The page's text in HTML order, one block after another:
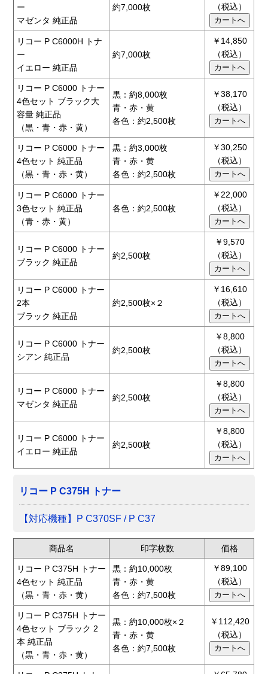
ー
マゼンタ 純正品
約7,000枚
（税込）
リコー P C6000H トナ
ー
イエロー 純正品
約7,000枚
￥14,850
（税込）
リコー P C6000 トナー
4色セット ブラック大
容量 純正品
（黒・青・赤・黄）
黒：約8,000枚
青・赤・黄
各色：約2,500枚
￥38,170
（税込）
リコー P C6000 トナー
4色セット 純正品
（黒・青・赤・黄）
黒：約3,000枚
青・赤・黄
各色：約2,500枚
￥30,250
（税込）
リコー P C6000 トナー
3色セット 純正品
（青・赤・黄）
各色：約2,500枚
￥22,000
（税込）
リコー P C6000 トナー
ブラック 純正品
約2,500枚
￥9,570
（税込）
リコー P C6000 トナー
2本
ブラック 純正品
約2,500枚×２
￥16,610
（税込）
リコー P C6000 トナー
シアン 純正品
約2,500枚
￥8,800
（税込）
リコー P C6000 トナー
マゼンタ 純正品
約2,500枚
￥8,800
（税込）
リコー P C6000 トナー
イエロー 純正品
約2,500枚
￥8,800
（税込）
リコー P C375H トナー
【対応機種】P C370SF / P C37
商品名 印字枚数 価格
リコー P C375H トナー
4色セット 純正品
（黒・青・赤・黄）
黒：約10,000枚
青・赤・黄
各色：約7,500枚
￥89,100
（税込）
リコー P C375H トナー
4色セット ブラック 2
本 純正品
（黒・青・赤・黄）
黒：約10,000枚×２
青・赤・黄
各色：約7,500枚
￥112,420
（税込）